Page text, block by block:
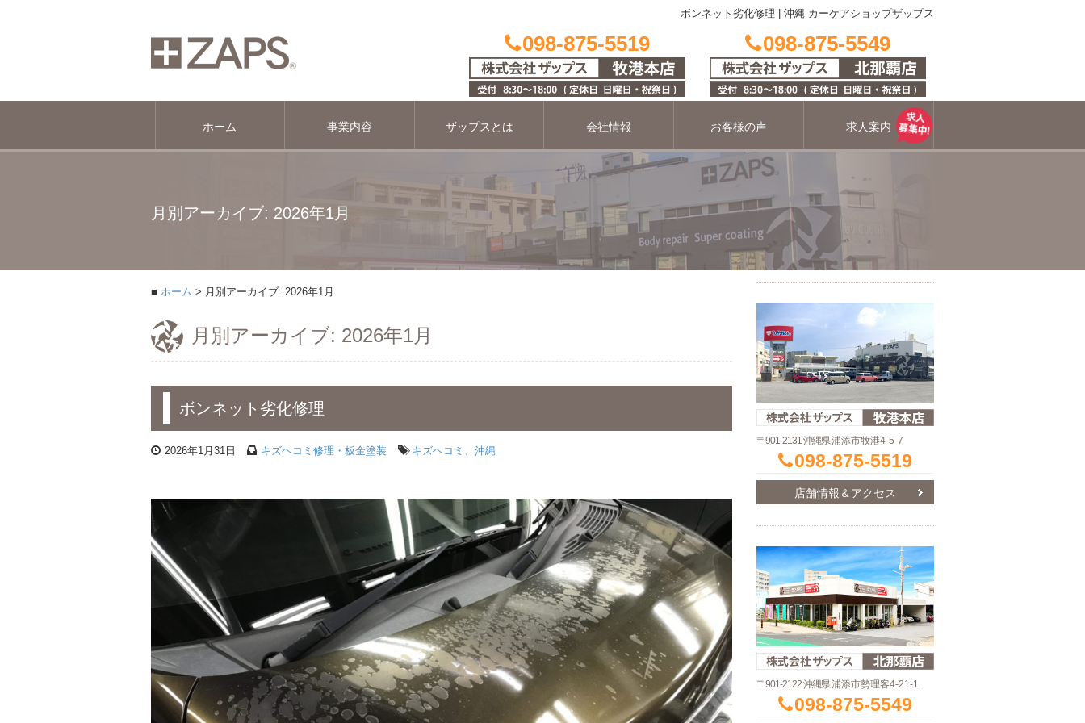
ボンネット劣化修理 沖縄 カーケアショップザップス
098-875-5519 098-875-5549
ホーム 事業内容 ザップスとは 会社情報 お客様の声 求人案内
月別アーカイブ: 2026年1月
ホーム 月別アーカイブ: 2026年1月
月別アーカイブ: 2026年1月
ボンネット劣化修理
2026年1月31日 キズヘコミ修理・板金塗装 キズヘコミ、沖縄
〒901-2131 沖縄県浦添市牧港4-5-7
098-875-5519
店舗情報＆アクセス
〒901-2122 沖縄県浦添市勢理客4-21-1
098-875-5549